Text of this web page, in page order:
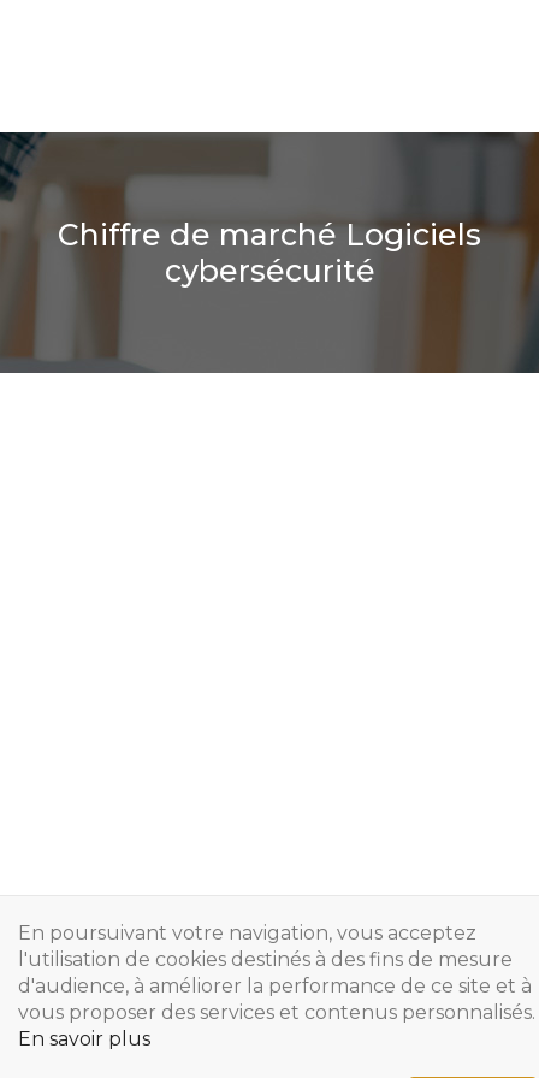
Chiffre de marché Logiciels
cybersécurité
En poursuivant votre navigation, vous acceptez
l'utilisation de cookies destinés à des fins de mesure
d'audience, à améliorer la performance de ce site et à
vous proposer des services et contenus personnalisés.
En savoir plus